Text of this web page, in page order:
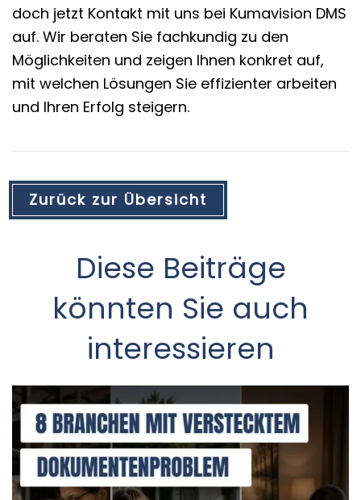
doch jetzt Kontakt mit uns bei Kumavision DMS
auf. Wir beraten Sie fachkundig zu den
Möglichkeiten und zeigen Ihnen konkret auf,
mit welchen Lösungen Sie effizienter arbeiten
und Ihren Erfolg steigern.
Zurück zur Übersicht
Diese Beiträge
könnten Sie auch
interessieren